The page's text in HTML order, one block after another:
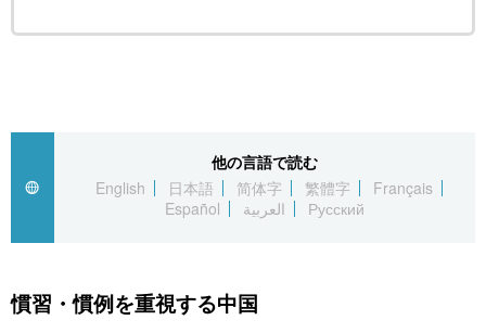
他の言語で読む
English
日本語 简体字 繁體字
Français
Español
العربية Русский
慣習・慣例を重視する中国